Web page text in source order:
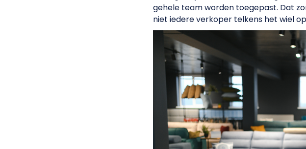
gehele team worden toegepast. Dat
niet iedere verkoper telkens het wiel